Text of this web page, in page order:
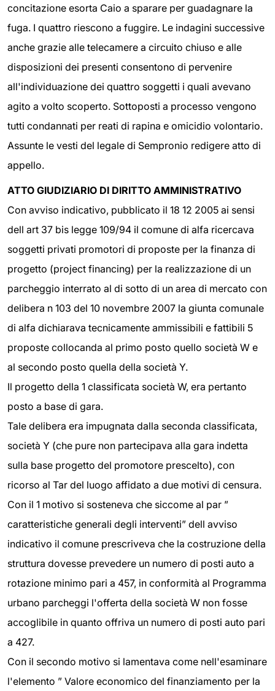
concitazione esorta Caio a sparare per guadagnare la
fuga. I quattro riescono a fuggire. Le indagini successive
anche grazie alle telecamere a circuito chiuso e alle
disposizioni dei presenti consentono di pervenire
all'individuazione dei quattro soggetti i quali avevano
agito a volto scoperto. Sottoposti a processo vengono
tutti condannati per reati di rapina e omicidio volontario.
Assunte le vesti del legale di Sempronio redigere atto di
appello.
ATTO GIUDIZIARIO DI DIRITTO AMMINISTRATIVO
Con avviso indicativo, pubblicato il 18 12 2005 ai sensi
dell art 37 bis legge 109/94 il comune di alfa ricercava
soggetti privati promotori di proposte per la finanza di
progetto (project financing) per la realizzazione di un
parcheggio interrato al di sotto di un area di mercato con
delibera n 103 del 10 novembre 2007 la giunta comunale
di alfa dichiarava tecnicamente ammissibili e fattibili 5
proposte collocanda al primo posto quello società W e
al secondo posto quella della società Y.
Il progetto della 1 classificata società W, era pertanto
posto a base di gara.
Tale delibera era impugnata dalla seconda classificata,
società Y (che pure non partecipava alla gara indetta
sulla base progetto del promotore prescelto), con
ricorso al Tar del luogo affidato a due motivi di censura.
Con il 1 motivo si sosteneva che siccome al par ”
caratteristiche generali degli interventi” dell avviso
indicativo il comune prescriveva che la costruzione della
struttura dovesse prevedere un numero di posti auto a
rotazione minimo pari a 457, in conformità al Programma
urbano parcheggi l'offerta della società W non fosse
accoglibile in quanto offriva un numero di posti auto pari
a 427.
Con il secondo motivo si lamentava come nell'esaminare
l'elemento ” Valore economico del finanziamento per la